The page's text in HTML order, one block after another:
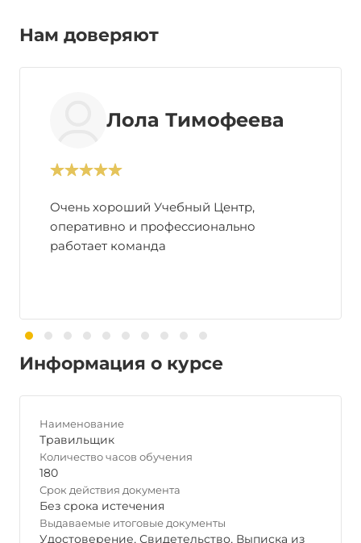
Нам доверяют
Лола Тимофеева
Очень хороший Учебный Центр,
оперативно и профессионально
работает команда
Информация о курсе
Наименование
Травильщик
Количество часов обучения
180
Срок действия документа
Без срока истечения
Выдаваемые итоговые документы
Удостоверение, Свидетельство, Выписка из